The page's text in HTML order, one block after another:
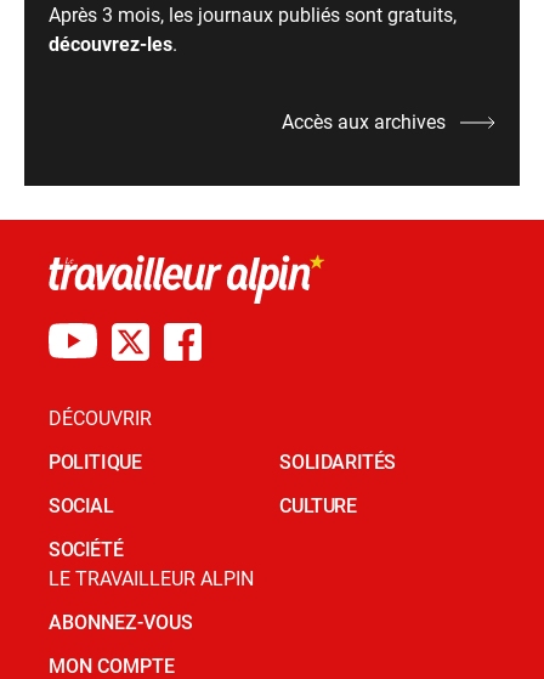
Après 3 mois, les journaux publiés sont gratuits,
découvrez-les.
Accès aux archives
DÉCOUVRIR
POLITIQUE
SOCIAL
SOCIÉTÉ
SOLIDARITÉS
CULTURE
LE TRAVAILLEUR ALPIN
ABONNEZ-VOUS
MON COMPTE